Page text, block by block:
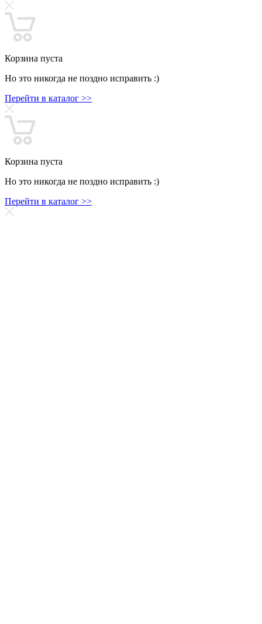
Корзина пуста
Но это никогда не поздно исправить :)
Перейти в каталог >>
Корзина пуста
Но это никогда не поздно исправить :)
Перейти в каталог >>